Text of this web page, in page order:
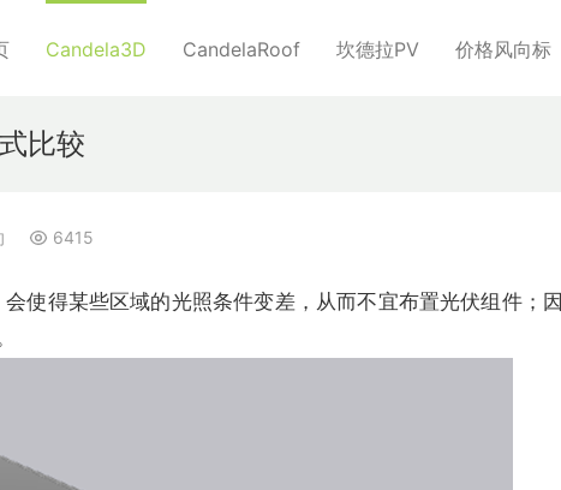
Candela3D CandelaRoof 坎德拉PV 价格风向标
比较
6415
使得某些区域的光照条件变差，从而不宜布置光伏组件；因